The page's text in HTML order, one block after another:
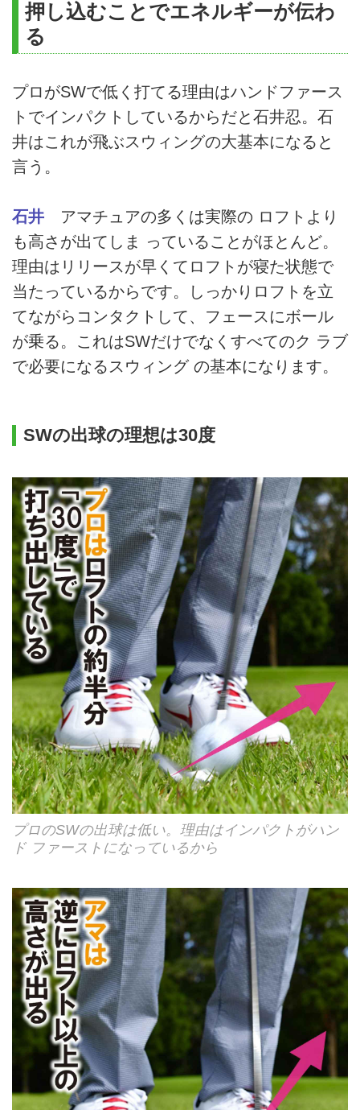
押し込むことでエネルギーが伝わ
る
プロがSWで低く打てる理由はハンドファース
トでインパクトしているからだと石井忍。石
井はこれが飛ぶスウィングの大基本になると
言う。
石井 アマチュアの多くは実際の ロフトより
も高さが出てしま っていることがほとんど。
理由はリリースが早くてロフトが寝た状態で
当たっているからです。しっかりロフトを立
てながらコンタクトして、フェースにボール
が乗る。これはSWだけでなくすべてのク ラブ
で必要になるスウィング の基本になります。
SWの出球の理想は30度
プロのSWの出球は低い。理由はインパクトがハン
ド ファーストになっているから